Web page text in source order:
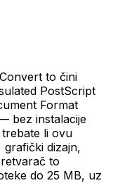
to čini
PostScript
Format
bez instalacije
li ovu
dizajn,
to
do 25 MB, uz